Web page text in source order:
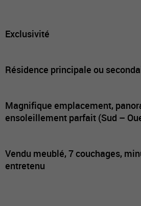
Exclusivité
Résidence principale ou
Magnifique emplacement,
ensoleillement parfait (Sud –
Vendu meublé, 7 couchages,
entretenu